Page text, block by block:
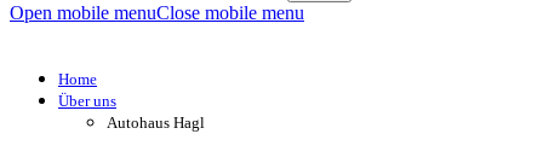
Open mobile menuClose mobile menu
Home
Über uns
Autohaus Hagl